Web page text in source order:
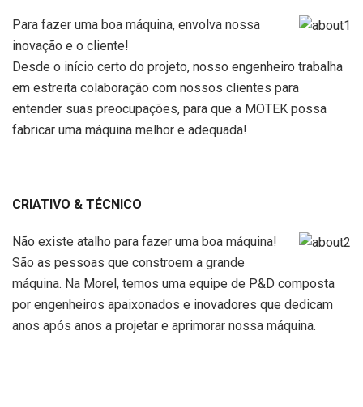
Para fazer uma boa máquina, envolva nossa
inovação e o cliente!
Desde o início certo do projeto, nosso engenheiro trabalha
em estreita colaboração com nossos clientes para
entender suas preocupações, para que a MOTEK possa
fabricar uma máquina melhor e adequada!
CRIATIVO & TÉCNICO
Não existe atalho para fazer uma boa máquina!
São as pessoas que constroem a grande
máquina. Na Morel, temos uma equipe de P&D composta
por engenheiros apaixonados e inovadores que dedicam
anos após anos a projetar e aprimorar nossa máquina.